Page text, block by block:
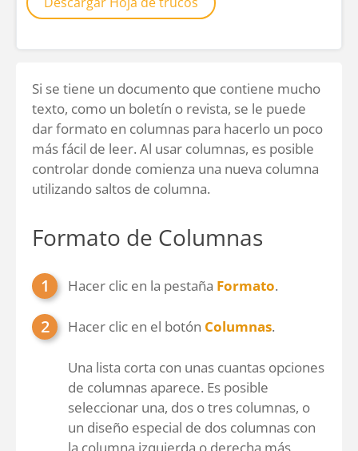
Si se tiene un documento que contiene mucho
texto, como un boletín o revista, se le puede
dar formato en columnas para hacerlo un poco
más fácil de leer. Al usar columnas, es posible
controlar donde comienza una nueva columna
utilizando saltos de columna.
Formato de Columnas
Hacer clic en la pestaña Formato.
Hacer clic en el botón Columnas.
Una lista corta con unas cuantas opciones
de columnas aparece. Es posible
seleccionar una, dos o tres columnas, o
un diseño especial de dos columnas con